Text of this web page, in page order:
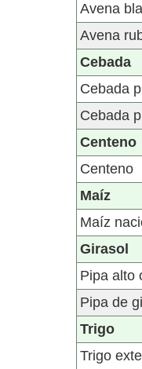
Avena
Avena
Cebada
Cebada
Cebada
Centeno
Centeno
Maíz
Maíz
Girasol
Pipa alto
Pipa de
Trigo
Trigo